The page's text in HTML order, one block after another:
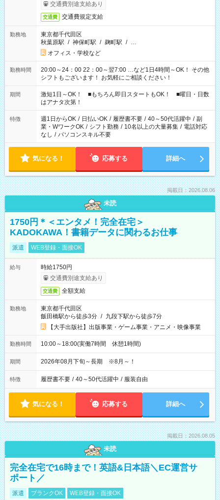
交通費別途支給あり
交通費 交通費規定支給
勤務地
東京都千代田区
秋葉原駅 / 神保町駅 / 麹町駅 / …
オフィス・学校など
勤務時間
20:00～24：00 22：00～翌7:00 …など1日4時間～OK！ その他
シフトもございます！ お気軽にご相談ください！
期間
激短1日～OK！ ■もちろん即日スタートもOK！ ■曜日・日数
はアナタ次第！
特徴 週1日からOK / 日払いOK / 履歴書不要 / 40～50代活躍中 / 副
業・WワークOK / シフト勤務 / 10名以上の大量募集 / 電話対応
なし / パソコンスキル不要
気になる！ 応募する 詳細へ
掲載日：2026.08.06
未読
1750円＊＜エンタメ！完全在宅＞
KADOKAWA！書籍データに関わるお仕事
派遣 WEB登録・面接OK
給与
時給1750円
交通費別途支給あり
交通費 全額支給
勤務地
東京都千代田区
飯田橋駅から徒歩3分 / 九段下駅から徒歩7分
【大手出版社】出版事業・ゲーム事業・アニメ・映像事業
勤務時間 10:00～18:00(実働7時間 休憩1時間)
期間 2026年08月下旬～長期 ※8月～！
特徴 履歴書不要 / 40～50代活躍中 / 服装自由
気になる！ 応募する 詳細へ
掲載日：2026.08.05
未読
完全在宅で16時まで！英語&日本語＼EC運営サ
ポート／
派遣 ブランクOK WEB登録・面接OK